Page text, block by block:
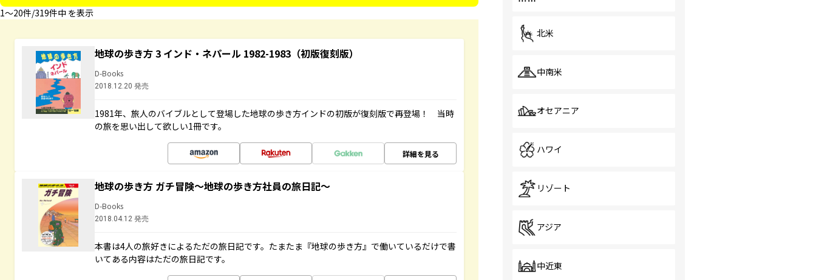
1〜20件/319件中 を表示
地球の歩き方 3 インド・ネパール 1982-1983（初版復刻版）
D-Books
2018.12.20 発売
1981年、旅人のバイブルとして登場した地球の歩き方インドの初版が復刻版で再登場！ 当時
の旅を思い出して欲しい1冊です。
詳細を見る
地球の歩き方 ガチ冒険～地球の歩き方社員の旅日記～
D-Books
2018.04.12 発売
本書は4人の旅好きによるただの旅日記です。たまたま『地球の歩き方』で働いているだけで書
いてある内容はただの旅日記です。
北米
中南米
オセアニア
ハワイ
リゾート
アジア
中近東